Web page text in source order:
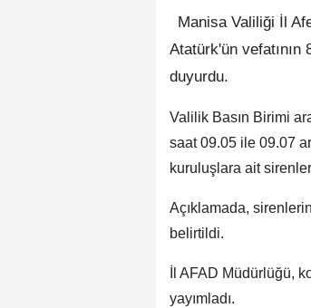
Manisa Valiliği İl
Atatürk'ün vefatının
duyurdu.
Valilik Basın Birimi
saat 09.05 ile 09.07
kuruluşlara ait
Açıklamada,
belirtildi.
İl AFAD Müdürlüğü,
yayımladı.